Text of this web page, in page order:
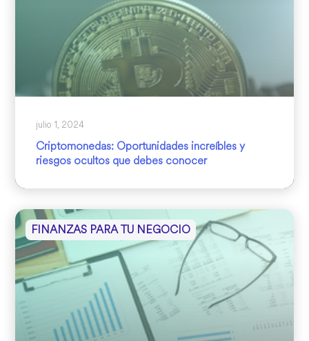
julio 1, 2024
Criptomonedas: Oportunidades increíbles y
riesgos ocultos que debes conocer
FINANZAS PARA TU NEGOCIO